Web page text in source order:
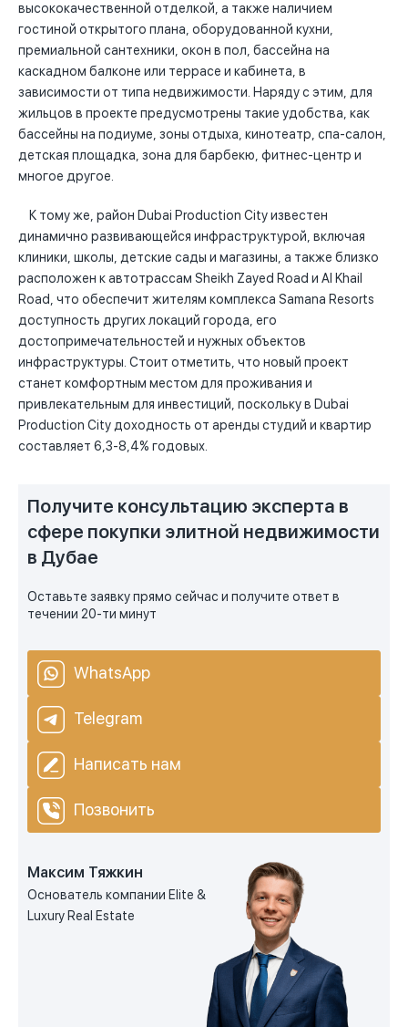
высококачественной отделкой, а также наличием
гостиной открытого плана, оборудованной кухни,
премиальной сантехники, окон в пол, бассейна на
каскадном балконе или террасе и кабинета, в
зависимости от типа недвижимости. Наряду с этим, для
жильцов в проекте предусмотрены такие удобства, как
бассейны на подиуме, зоны отдыха, кинотеатр, спа-салон,
детская площадка, зона для барбекю, фитнес-центр и
многое другое.
К тому же, район Dubai Production City известен
динамично развивающейся инфраструктурой, включая
клиники, школы, детские сады и магазины, а также близко
расположен к автотрассам Sheikh Zayed Road и Al Khail
Road, что обеспечит жителям комплекса Samana Resorts
доступность других локаций города, его
достопримечательностей и нужных объектов
инфраструктуры. Стоит отметить, что новый проект
станет комфортным местом для проживания и
привлекательным для инвестиций, поскольку в Dubai
Production City доходность от аренды студий и квартир
составляет 6,3-8,4% годовых.
Получите консультацию эксперта в
сфере покупки элитной недвижимости
в Дубае
Оставьте заявку прямо сейчас и получите ответ в
течении 20-ти минут
WhatsApp
Telegram
Написать нам
Позвонить
Максим Тяжкин
Основатель компании Elite &
Luxury Real Estate